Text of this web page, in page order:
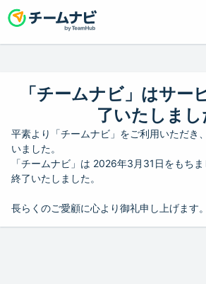
「チームナビ」はサー
了いたしまし
平素より「チームナビ」をご利用いただき
いました。
「チームナビ」は 2026年3月31日をもち
終了いたしました。
長らくのご愛顧に心より御礼申し上げます。